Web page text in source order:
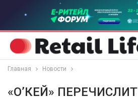
Главная Новости
«О’КЕЙ»